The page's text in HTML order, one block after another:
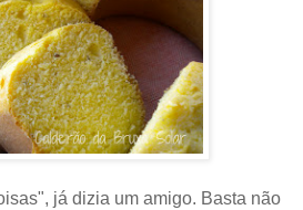
já dizia um amigo. Basta não